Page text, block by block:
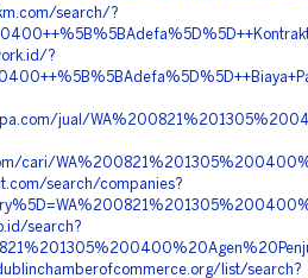
search/?
?
jual/
cari/
search/companies?
search?
list/search?